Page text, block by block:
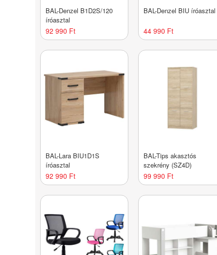
BAL-Denzel B1D2S/120
íróasztal
92 990 Ft
BAL-Denzel BIU íróasztal
44 990 Ft
BAL-Lara BIU1D1S
íróasztal
92 990 Ft
BAL-Tips akasztós
szekrény (SZ4D)
99 990 Ft